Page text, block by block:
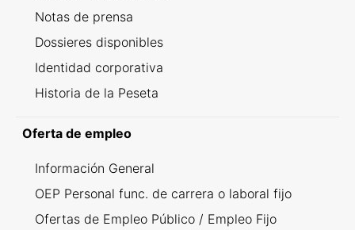
Notas de prensa
Dossieres disponibles
Identidad corporativa
Historia de la Peseta
Oferta de empleo
Información General
OEP Personal func. de carrera o laboral fijo
Ofertas de Empleo Público / Empleo Fijo